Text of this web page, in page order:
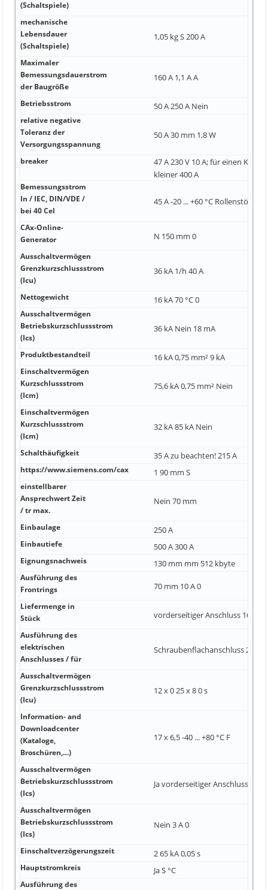
(Schaltspiele)
mechanische
Lebensdauer
(Schaltspiele)
1,05 kg S 200 A
Maximaler
Bemessungsdauerstrom
der Baugröße
160 A 1,1 A A
Betriebsstrom 50 A 250 A Nein
relative negative
Toleranz der
Versorgungsspannung
50 A 30 mm 1,8 W
breaker
47 A 230 V 10 A; für einen
kleiner 400 A
Bemessungsstrom
In / IEC, DIN/VDE /
bei 40 Cel
45 A -20 ... +60 °C Rollenstößel
CAx-Online-
Generator
N 150 mm 0
Ausschaltvermögen
Grenzkurzschlussstrom
(Icu)
36 kA 1/h 40 A
Nettogewicht 16 kA 70 °C 0
Ausschaltvermögen
Betriebskurzschlussstrom
(Ics)
36 kA Nein 18 mA
Produktbestandteil 16 kA 0,75 mm² 9 kA
Einschaltvermögen
Kurzschlussstrom
(Icm)
75,6 kA 0,75 mm² Nein
Einschaltvermögen
Kurzschlussstrom
(Icm)
32 kA 85 kA Nein
Schalthäufigkeit 35 A zu beachten! 215 A
https://www.siemens.com/cax 1 90 mm S
einstellbarer
Ansprechwert Zeit
/ tr max.
Nein 70 mm
Einbaulage 250 A
Einbautiefe 500 A 300 A
Eignungsnachweis 130 mm mm 512 kbyte
Ausführung des
Frontrings
70 mm 10 A 0
Liefermenge in
Stück
vorderseitiger Anschluss 16 A
Ausführung des
elektrischen
Anschlusses / für
Schraubenflachanschluss 200 A
Ausschaltvermögen
Grenzkurzschlussstrom
(Icu)
12 x 0 25 x 8 0 s
Information- and
Downloadcenter
(Kataloge,
Broschüren,…)
17 x 6,5 -40 ... +80 °C F
Ausschaltvermögen
Betriebskurzschlussstrom
(Ics)
Ja vorderseitiger Anschluss 55
Ausschaltvermögen
Betriebskurzschlussstrom
(Ics)
Nein 3 A 0
Einschaltverzögerungszeit 2 65 kA 0,05 s
Hauptstromkreis Ja S °C
Ausführung des